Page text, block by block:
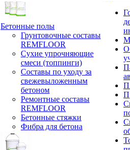
Бетонные полы
Грунтовочные составы
REMFLOOR
Сухие упрочняющие
смеси (топпинги)
Составы по уходу за
свежевыложенным
бетоном
Ремонтные составы
REMFLOOR
Бетонные стяжки
Фибра для бетона